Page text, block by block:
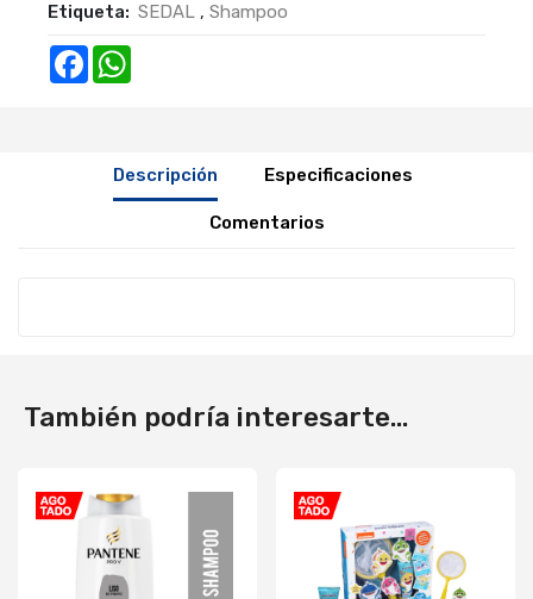
Etiqueta: SEDAL , Shampoo
Facebook
Descripción Especificaciones
Comentarios
También podría interesarte...